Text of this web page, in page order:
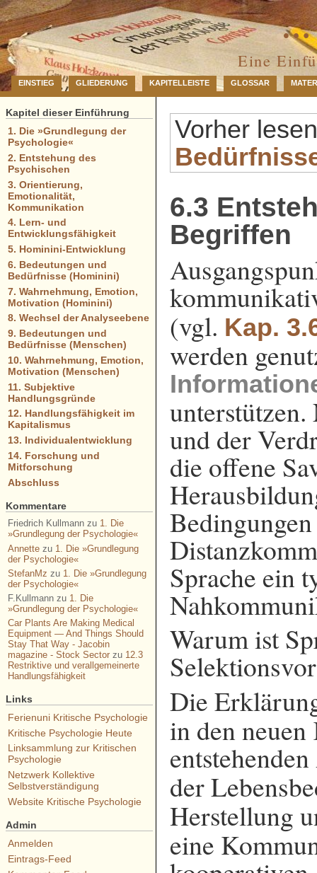
…
Eine
EINSTIEG GLIEDERUNG KAPITELLEISTE GLOSSAR
Vorher
6.3
Begriffen
(vgl. Kap.
werden
und der
die offene
Sprache ein
Warum ist
Die
in den
der
Herstellung
eine
Kapitel dieser Einführung
1. Die »Grundlegung der
Psychologie«
2. Entstehung des
Psychischen
3. Orientierung,
Emotionalität,
Kommunikation
4. Lern- und
Entwicklungsfähigkeit
5. Hominini-Entwicklung
6. Bedeutungen und
Bedürfnisse (Hominini)
7. Wahrnehmung, Emotion,
Motivation (Hominini)
8. Wechsel der Analyseebene
9. Bedeutungen und
Bedürfnisse (Menschen)
10. Wahrnehmung, Emotion,
Motivation (Menschen)
11. Subjektive
Handlungsgründe
12. Handlungsfähigkeit im
Kapitalismus
13. Individualentwicklung
14. Forschung und
Mitforschung
Abschluss
Kommentare
Friedrich Kullmannzu 1. Die
»Grundlegung der Psychologie«
Annettezu 1. Die »Grundlegung
der Psychologie«
StefanMz zu 1. Die »Grundlegung
der Psychologie«
F.Kullmannzu 1. Die
»Grundlegung der Psychologie«
Car Plants Are Making Medical
Equipment — And Things Should
Stay That Way - Jacobin
magazine - Stock Sectorzu 12.3
Restriktive und verallgemeinerte
Handlungsfähigkeit
Links
Ferienuni Kritische Psychologie
Kritische Psychologie Heute
Linksammlung zur Kritischen
Psychologie
Netzwerk Kollektive
Selbstverständigung
Website Kritische Psychologie
Admin
Anmelden
Eintrags-Feed